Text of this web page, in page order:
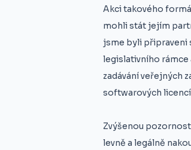
Akci takového
mohli stát jejím
jsme byli připraveni
legislativního rámce
zadávání veřejných
softwarových
Zvýšenou
levně a legálně